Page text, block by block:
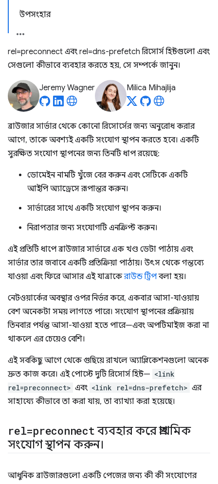
উপসংহার
rel=preconnect এবং rel=dns-prefetch রিসোর্স হিন্টগুলো এবং
সেগুলো কীভাবে ব্যবহার করতে হয়, সে সম্পর্কে জানুন।
Jeremy Wagner Milica Mihajlija
ব্রাউজার সার্ভার থেকে কোনো রিসোর্সের জন্য অনুরোধ করার
আগে, তাকে অবশ্যই একটি সংযোগ স্থাপন করতে হবে। একটি
সুরক্ষিত সংযোগ স্থাপনের জন্য তিনটি ধাপ রয়েছে:
ডোমেইন নামটি খুঁজে বের করুন এবং সেটিকে একটি
আইপি অ্যাড্রেসে রূপান্তর করুন।
সার্ভারের সাথে একটি সংযোগ স্থাপন করুন।
নিরাপত্তার জন্য সংযোগটি এনক্রিপ্ট করুন।
এই প্রতিটি ধাপে ব্রাউজার সার্ভারে এক খণ্ড ডেটা পাঠায় এবং
সার্ভার তার জবাবে একটি প্রতিক্রিয়া পাঠায়। উৎস থেকে গন্তব্যে
যাওয়া এবং ফিরে আসার এই যাত্রাকেরাউন্ড ট্রিপবলা হয়।
নেটওয়ার্কের অবস্থার ওপর নির্ভর করে, একবার আসা-যাওয়ায়
বেশ অনেকটা সময় লাগতে পারে। সংযোগ স্থাপনের প্রক্রিয়ায়
তিনবার পর্যন্ত আসা-যাওয়া হতে পারে—এবং অপটিমাইজ করা না
থাকলে এর চেয়েও বেশি।
এই সবকিছু আগে থেকে গুছিয়ে রাখলে অ্যাপ্লিকেশনগুলো অনেক
দ্রুত কাজ করে। এই পোস্টে দুটি রিসোর্স হিন্ট— <link
rel=preconnect> এবং <link rel=dns-prefetch> এর
সাহায্যে কীভাবে তা করা যায়, তা ব্যাখ্যা করা হয়েছে।
rel=preconnectব্যবহার করে প্রাথমিক
সংযোগ স্থাপন করুন।
আধুনিক ব্রাউজারগুলো একটি পেজের জন্য কী কী সংযোগের